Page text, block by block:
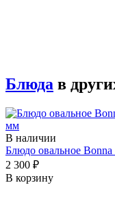
Блюда в
В наличии
Блюдо овальное
2 300 ₽
В корзину